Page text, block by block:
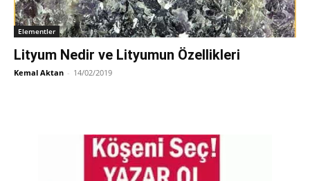
Elementler
Lityum Nedir ve Lityumun Özellikleri
Kemal Aktan - 14/02/2019